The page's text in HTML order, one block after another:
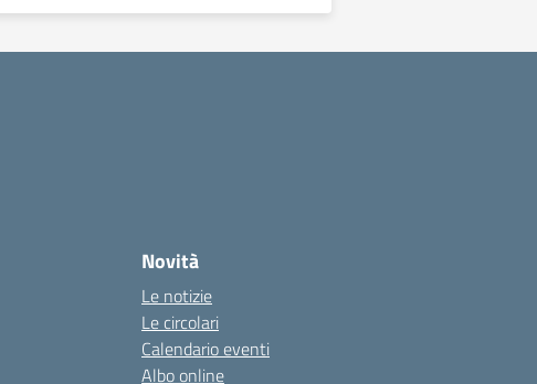
Novità
Le notizie
Le circolari
Calendario eventi
Albo online